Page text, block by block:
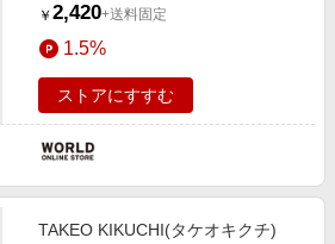
￥ 2,420+送料固定
1.5%
ストアにすすむ
TAKEO KIKUCHI(タケオキクチ)